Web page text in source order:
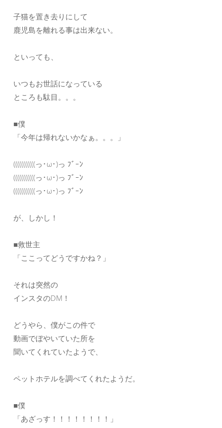
子猫を置き去りにして
鹿児島を離れる事は出来ない。
といっても、
いつもお世話になっている
ところも駄目。。。
■僕
「今年は帰れないかなぁ。。。」
(((((((((((っ･ω･)っ ﾌﾞｰﾝ
(((((((((((っ･ω･)っ ﾌﾞｰﾝ
(((((((((((っ･ω･)っ ﾌﾞｰﾝ
が、しかし！
■救世主
「ここってどうですかね？」
それは突然の
インスタのDM！
どうやら、僕がこの件で
動画でぼやいていた所を
聞いてくれていたようで、
ペットホテルを調べてくれたようだ。
■僕
「あざっす！！！！！！！！」